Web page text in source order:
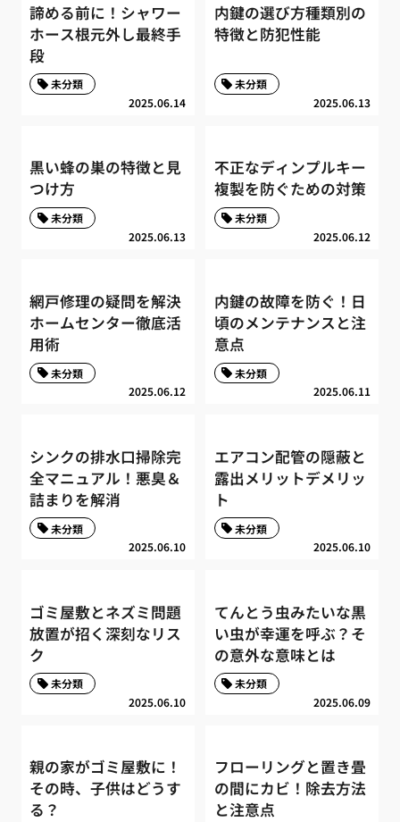
諦める前に！シャワー
ホース根元外し最終手
段
2025.06.14
未分類
内鍵の選び方種類別の
特徴と防犯性能
2025.06.13
未分類
黒い蜂の巣の特徴と見
つけ方
2025.06.13
未分類
不正なディンプルキー
複製を防ぐための対策
2025.06.12
未分類
網戸修理の疑問を解決
ホームセンター徹底活
用術
2025.06.12
未分類
内鍵の故障を防ぐ！日
頃のメンテナンスと注
意点
2025.06.11
未分類
シンクの排水口掃除完
全マニュアル！悪臭＆
詰まりを解消
2025.06.10
未分類
エアコン配管の隠蔽と
露出メリットデメリッ
ト
2025.06.10
未分類
ゴミ屋敷とネズミ問題
放置が招く深刻なリス
ク
2025.06.10
未分類
てんとう虫みたいな黒
い虫が幸運を呼ぶ？そ
の意外な意味とは
2025.06.09
未分類
親の家がゴミ屋敷に！
その時、子供はどうす
る？
フローリングと置き畳
の間にカビ！除去方法
と注意点